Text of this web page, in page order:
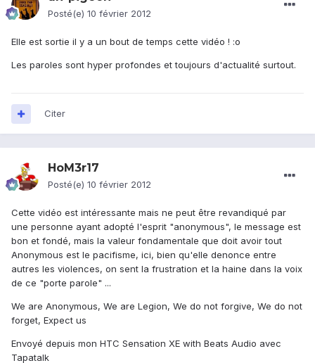
Posté(e) 10 février 2012
Elle est sortie il y a un bout de temps cette vidéo ! :o
Les paroles sont hyper profondes et toujours d'actualité surtout.
Citer
HoM3r17
Posté(e) 10 février 2012
Cette vidéo est intéressante mais ne peut être revandiqué par
une personne ayant adopté l'esprit "anonymous", le message est
bon et fondé, mais la valeur fondamentale que doit avoir tout
Anonymous est le pacifisme, ici, bien qu'elle denonce entre
autres les violences, on sent la frustration et la haine dans la voix
de ce "porte parole" ...
We are Anonymous, We are Legion, We do not forgive, We do not
forget, Expect us
Envoyé depuis mon HTC Sensation XE with Beats Audio avec
Tapatalk